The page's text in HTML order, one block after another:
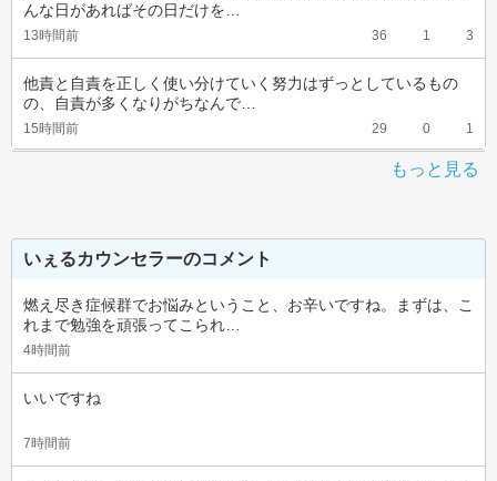
んな日があればその日だけを…
13時間前 36 1 3
他責と自責を正しく使い分けていく努力はずっとしているもの
の、自責が多くなりがちなんで…
15時間前 29 0 1
もっと見る
いぇるカウンセラーのコメント
燃え尽き症候群でお悩みということ、お辛いですね。まずは、こ
れまで勉強を頑張ってこられ…
4時間前
いいですね
7時間前